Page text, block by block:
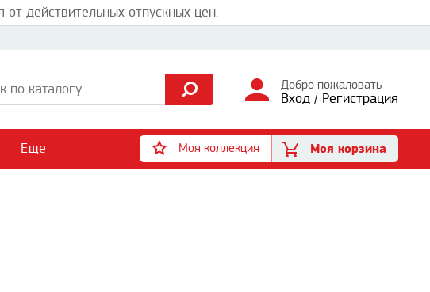
действительных отпускных цен.
Добро пожаловать
Вход / Регистрация
Еще Моя коллекция Моя корзина